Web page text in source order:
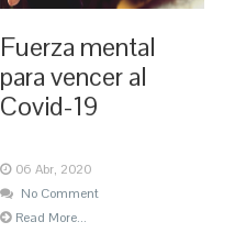
Fuerza mental
para vencer al
Covid-19
06 Abr, 2020
No Comment
Read More...